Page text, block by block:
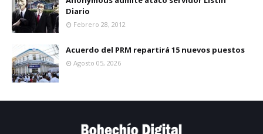
Diario
Febrero 28, 2012
Acuerdo del PRM repartirá 15 nuevos puestos
Agosto 05, 2026